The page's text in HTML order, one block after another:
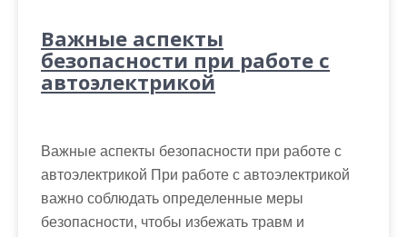
Важные аспекты
безопасности при работе с
автоэлектрикой
Важные аспекты безопасности при работе с
автоэлектрикой При работе с автоэлектрикой
важно соблюдать определенные меры
безопасности, чтобы избежать травм и